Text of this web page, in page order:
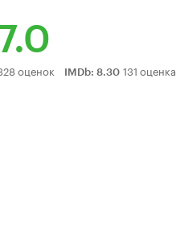
оценок IMDb: 8.30 131 оценка